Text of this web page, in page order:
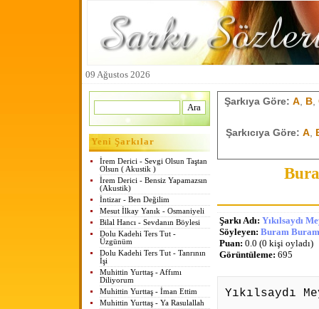
09 Ağustos 2026
Yeni Şarkılar
İrem Derici - Sevgi Olsun Taştan
Olsun ( Akustik )
İrem Derici - Bensiz Yapamazsın
(Akustik)
İntizar - Ben Değilim
Mesut İlkay Yanık - Osmaniyeli
Bilal Hancı - Sevdanın Böylesi
Dolu Kadehi Ters Tut -
Üzgünüm
Dolu Kadehi Ters Tut - Tanrının
İşi
Muhittin Yurttaş - Affımı
Diliyorum
Muhittin Yurttaş - İman Ettim
Muhittin Yurttaş - Ya Rasulallah
Şarkıya Göre: A, B,
Şarkıcıya Göre: A,
Şarkı Adı: Yıkılsaydı
Söyleyen: Buram
Puan: 0.0 (0 kişi oyladı)
Görüntüleme: 695
Yıkılsaydı